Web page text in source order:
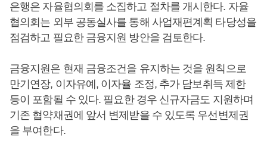
은행은 자율협의회를 소집하고 절차를 개시한다. 자율
협의회는 외부 공동실사를 통해 사업재편계획 타당성을
점검하고 필요한 금융지원 방안을 검토한다.
금융지원은 현재 금융조건을 유지하는 것을 원칙으로
만기연장, 이자유예, 이자율 조정, 추가 담보취득 제한
등이 포함될 수 있다. 필요한 경우 신규자금도 지원하며
기존 협약채권에 앞서 변제받을 수 있도록 우선변제권
을 부여한다.